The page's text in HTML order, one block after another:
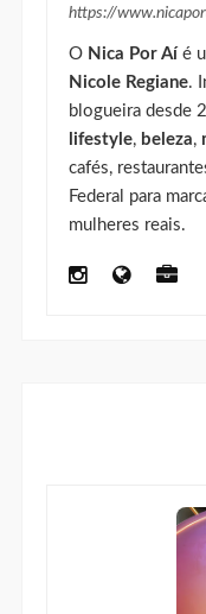
https://
O Nica Por Aíé
Nicole Regiane.
blogueira desde
lifestyle, beleza,
cafés,
Federal para
mulheres reais.